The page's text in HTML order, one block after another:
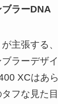
ラーDNA
主張する
ラーデザ
XCはあ
フな見た